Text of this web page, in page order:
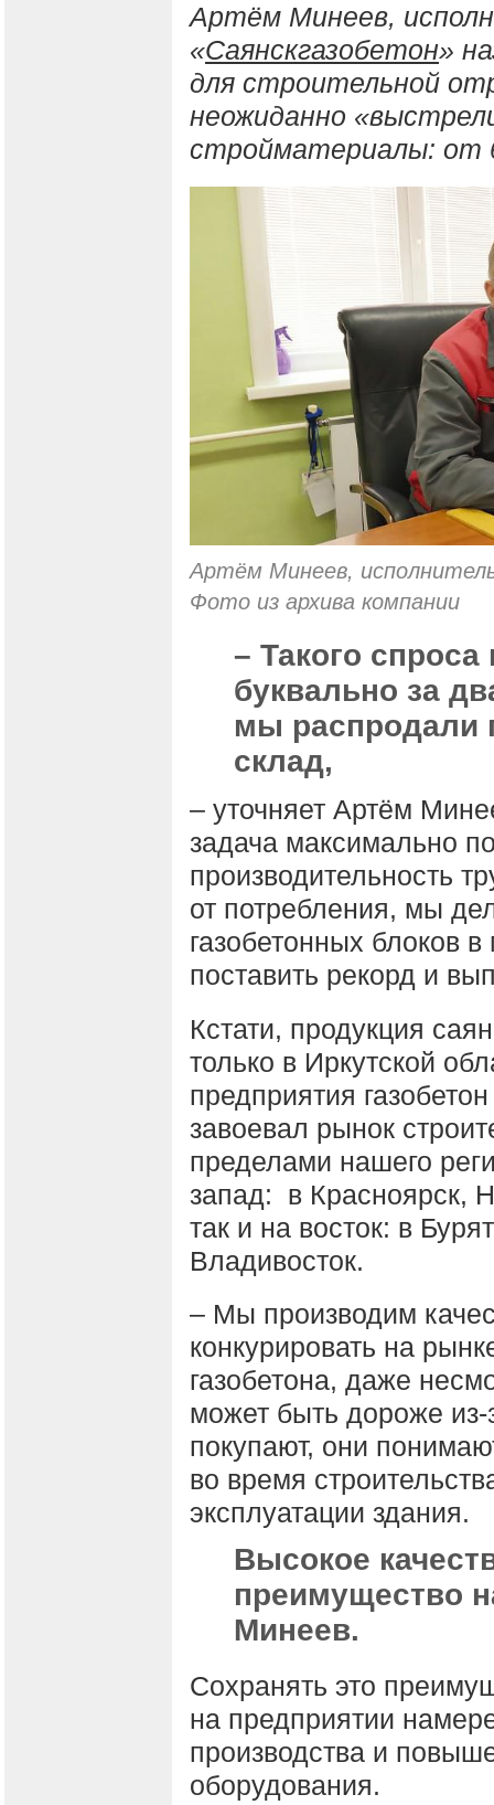
Артём Минеев,
«Саянскгазобетон»
для строительной
неожиданно
стройматериалы: от
Артём Минеев,
Фото из архива компании
– Такого
буквально за
мы распродали
склад,
– уточняет Артём
задача максимально
производительность
от потребления, мы
газобетонных блоков
поставить рекорд и
Кстати, продукция
только в Иркутской
предприятия
завоевал рынок
пределами нашего
запад: в Красноярск,
так и на восток: в
Владивосток.
– Мы производим
конкурировать на
газобетона, даже
может быть дороже из-
покупают, они
во время
эксплуатации здания.
Высокое
преимущество
Минеев.
Сохранять это
на предприятии
производства и
оборудования.